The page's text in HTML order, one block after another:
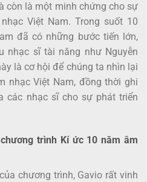
còn là một minh chứng cho sự
Việt Nam. Trong suốt 10
đã có những bước tiến lớn,
nhạc sĩ tài năng như Nguyễn
là cơ hội để chúng ta nhìn lại
nhạc Việt Nam, đồng thời ghi
các nhạc sĩ cho sự phát triển
trình Kí ức 10 năm âm
chương trình, Gavio rất vinh